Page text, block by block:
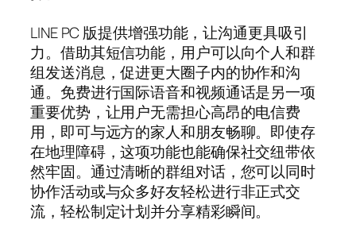
LINE PC 版提供增强功能，让沟通更具吸引
力。借助其短信功能，用户可以向个人和群
组发送消息，促进更大圈子内的协作和沟
通。免费进行国际语音和视频通话是另一项
重要优势，让用户无需担心高昂的电信费
用，即可与远方的家人和朋友畅聊。即使存
在地理障碍，这项功能也能确保社交纽带依
然牢固。通过清晰的群组对话，您可以同时
协作活动或与众多好友轻松进行非正式交
流，轻松制定计划并分享精彩瞬间。